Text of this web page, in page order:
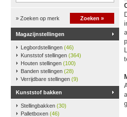
» Zoeken op merk Zoeken »
Magazijnstellingen
Legbordstellingen (46)
Kunststof stellingen (364)
Houten stellingen (100)
Banden stellingen (28)
Verrijdbare stellingen (9)
Kunststof bakken
Stellingbakken (30)
Palletboxen (46)